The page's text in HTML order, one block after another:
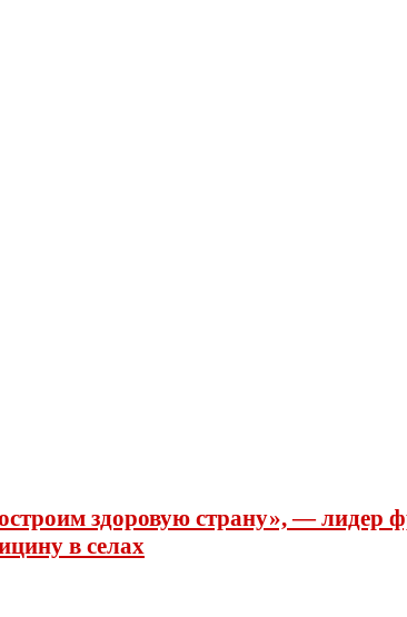
здоровую страну», —
в селах